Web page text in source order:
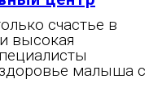
счастье в
высокая
малыша с